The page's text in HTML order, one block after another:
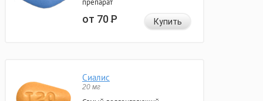
препарат
от 70Р Купить
Сиалис
20 мг